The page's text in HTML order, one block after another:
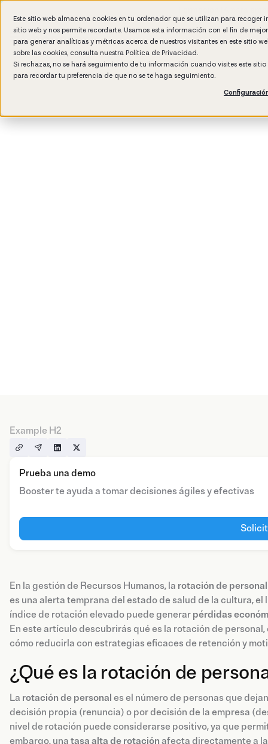
Este sitio web almacena cookies en tu ordenador que se utilizan para
sitio web y nos permite recordarte. Usamos esta información con el fin de
para generar analíticas y métricas acerca de nuestros visitantes en este sitio
sobre las cookies, consulta nuestra Política de Privacidad.
Si rechazas, no se hará seguimiento de tu información cuando visites este
para recordar tu preferencia de que no se te haga seguimiento.
Example H2
Prueba una demo
Booster te ayuda a tomar decisiones ágiles y efectivas
En la gestión de Recursos Humanos, la rotación de personal
es una alerta temprana del estado de salud de la cultura,
índice de rotación elevado puede generar pérdidas
En este artículo descubrirás qué es la rotación de
cómo reducirla con estrategias eficaces de retención y
¿Qué es la rotación de
La rotación de personal es el número de personas que
decisión propia (renuncia) o por decisión de la empresa
nivel de rotación puede considerarse positivo, ya que
embargo, una tasa alta de rotación afecta directamente a